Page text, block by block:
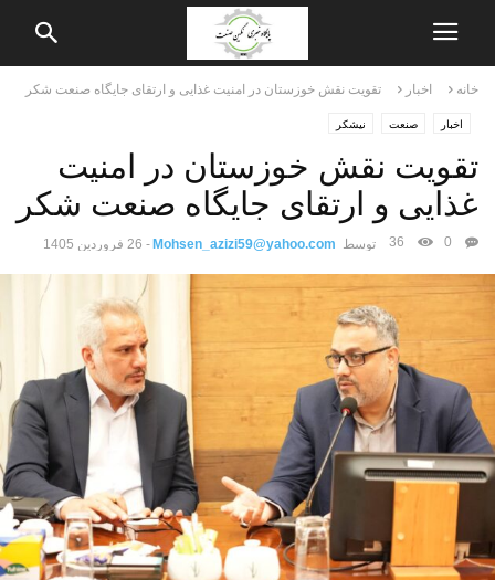
خانه اخبار تقویت نقش خوزستان در امنیت غذایی و ارتقای جایگاه صنعت شکر
اخبار صنعت نیشکر
تقویت نقش خوزستان در امنیت
غذایی و ارتقای جایگاه صنعت شکر
توسط Mohsen_azizi59@yahoo.com
- 26 فروردین 1405 0
36